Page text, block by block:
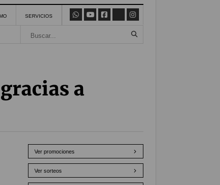
SERVICIOS
a
Ver promociones
Ver sorteos